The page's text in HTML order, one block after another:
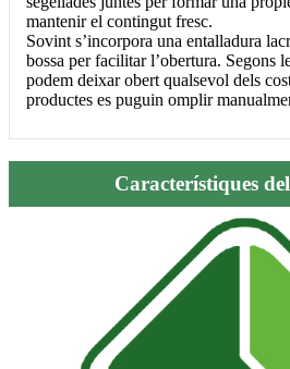
mantenir el contingut fresc.
Sovint s’incorpora una entalladura
bossa per facilitar l’obertura. Segons
podem deixar obert qualsevol dels
productes es puguin omplir
Característiques